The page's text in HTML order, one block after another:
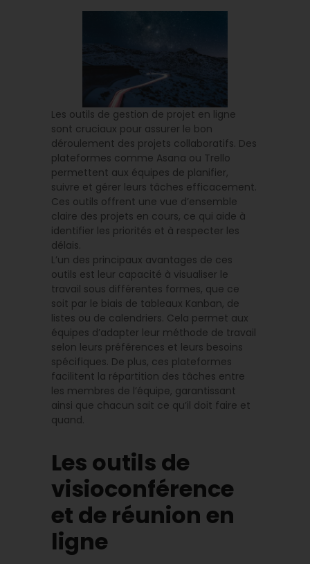
Les outils de gestion de projet en ligne
sont cruciaux pour assurer le bon
déroulement des projets collaboratifs. Des
plateformes comme Asana ou Trello
permettent aux équipes de planifier,
suivre et gérer leurs tâches efficacement.
Ces outils offrent une vue d’ensemble
claire des projets en cours, ce qui aide à
identifier les priorités et à respecter les
délais.
L’un des principaux avantages de ces
outils est leur capacité à visualiser le
travail sous différentes formes, que ce
soit par le biais de tableaux Kanban, de
listes ou de calendriers. Cela permet aux
équipes d’adapter leur méthode de travail
selon leurs préférences et leurs besoins
spécifiques. De plus, ces plateformes
facilitent la répartition des tâches entre
les membres de l’équipe, garantissant
ainsi que chacun sait ce qu’il doit faire et
quand.
Les outils de
visioconférence
et de réunion en
ligne